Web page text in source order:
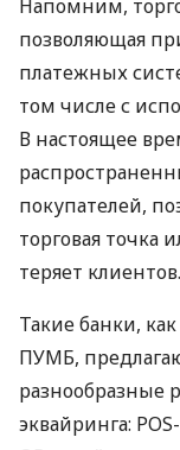
Напомним,
позволяющая
платежных
том числе с
В настоящее
покупателей,
торговая точка
теряет клиентов.
Такие банки,
ПУМБ,
разнообразные
эквайринга: